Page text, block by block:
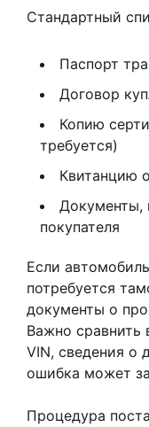
Стандартный
Паспорт
Договор
Копию
требуется)
Квитанцию
Документы,
покупателя
Если
потребуется
документы о
Важно сравнить
VIN, сведения о
ошибка может
Процедура